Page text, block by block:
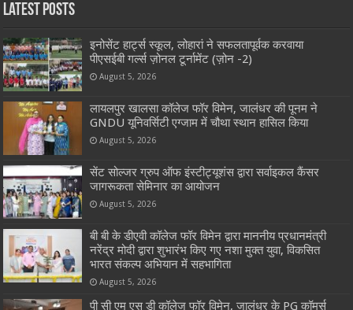
Latest Posts
इनोसेंट हार्ट्स स्कूल, लोहारां ने सफलतापूर्वक करवाया
पीएसईबी गर्ल्स ज़ोनल टूर्नामेंट (ज़ोन -2)
August 5, 2026
लायलपुर खालसा कॉलेज फॉर विमेन, जालंधर की पूनम ने
GNDU यूनिवर्सिटी एग्जाम में चौथा स्थान हासिल किया
August 5, 2026
सेंट सोल्जर ग्रुप ऑफ इंस्टीट्यूशंस द्वारा सर्वाइकल कैंसर
जागरूकता सेमिनार का आयोजन
August 5, 2026
बी बी के डीएवी कॉलेज फॉर विमेन द्वारा माननीय प्रधानमंत्री
नरेंद्र मोदी द्वारा शुभारंभ किए गए नशा मुक्त युवा, विकसित
भारत संकल्प अभियान में सहभागिता
August 5, 2026
पी सी एम एस डी कॉलेज फॉर विमेन, जालंधर के PG कॉमर्स